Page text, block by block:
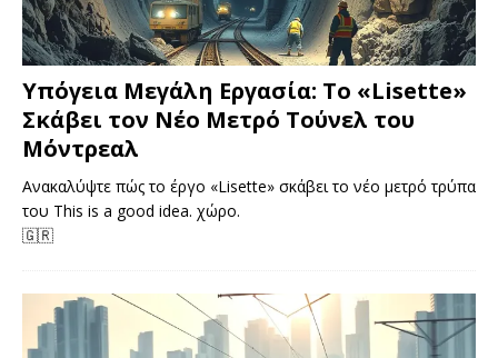
Υπόγεια Μεγάλη Εργασία: Το «Lisette»
Σκάβει τον Νέο Μετρό Τούνελ του
Μόντρεαλ
Ανακαλύψτε πώς το έργο «Lisette» σκάβει το νέο μετρό τρύπα
του This is a good idea. χώρο.
🇬🇷